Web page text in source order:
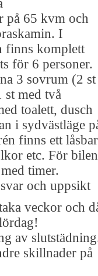
på 65 kvm och
I
finns komplett
för 6 personer.
3 sovrum (2 st
st med två
toalett, dusch
i sydvästläge
finns ett
etc. För bilen
timer.
och uppsikt
veckor och
av
skillnader på